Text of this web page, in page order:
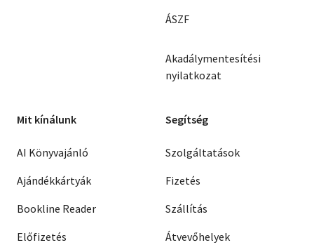
ÁSZF
Akadálymentesítési
nyilatkozat
Mit kínálunk
AI Könyvajánló
Ajándékkártyák
Bookline Reader
Előfizetés
Segítség
Szolgáltatások
Fizetés
Szállítás
Átvevőhelyek